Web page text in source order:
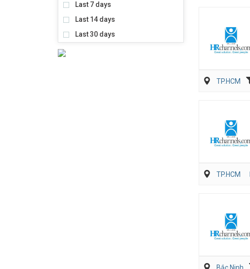
Last 7 days
Last 14 days
Last 30 days
TP.HCM
TP.HCM